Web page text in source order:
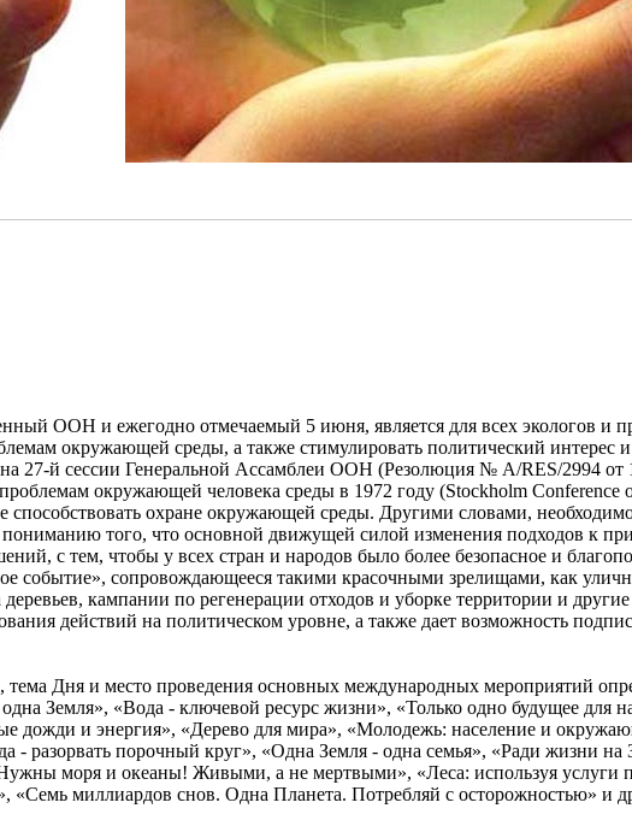
ООН и ежегодно отмечаемый 5 июня, является для всех экологов и
окружающей среды, а также стимулировать политический интерес
27-й сессии Генеральной Ассамблеи ООН (Резолюция № A/RES/2994 от
окружающей человека среды в 1972 году (Stockholm Conference
способствовать охране окружающей среды. Другими словами,
пониманию того, что основной движущей силой изменения подходов к
с тем, чтобы у всех стран и народов было более безопасное и
сопровождающееся такими красочными зрелищами, как
кампании по регенерации отходов и уборке территории и
действий на политическом уровне, а также дает возможность
Дня и место проведения основных международных мероприятий
Земля», «Вода - ключевой ресурс жизни», «Только одно будущее для
дожди и энергия», «Дерево для мира», «Молодежь: население и
- разорвать порочный круг», «Одна Земля - одна семья», «Ради жизни
моря и океаны! Живыми, а не мертвыми», «Леса: используя
миллиардов снов. Одна Планета. Потребляй с осторожностью» и